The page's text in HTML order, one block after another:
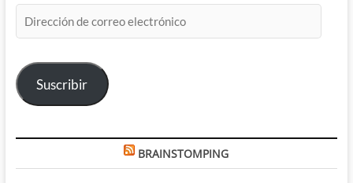
de
electrónico
Suscribir
BRAINSTOMPING